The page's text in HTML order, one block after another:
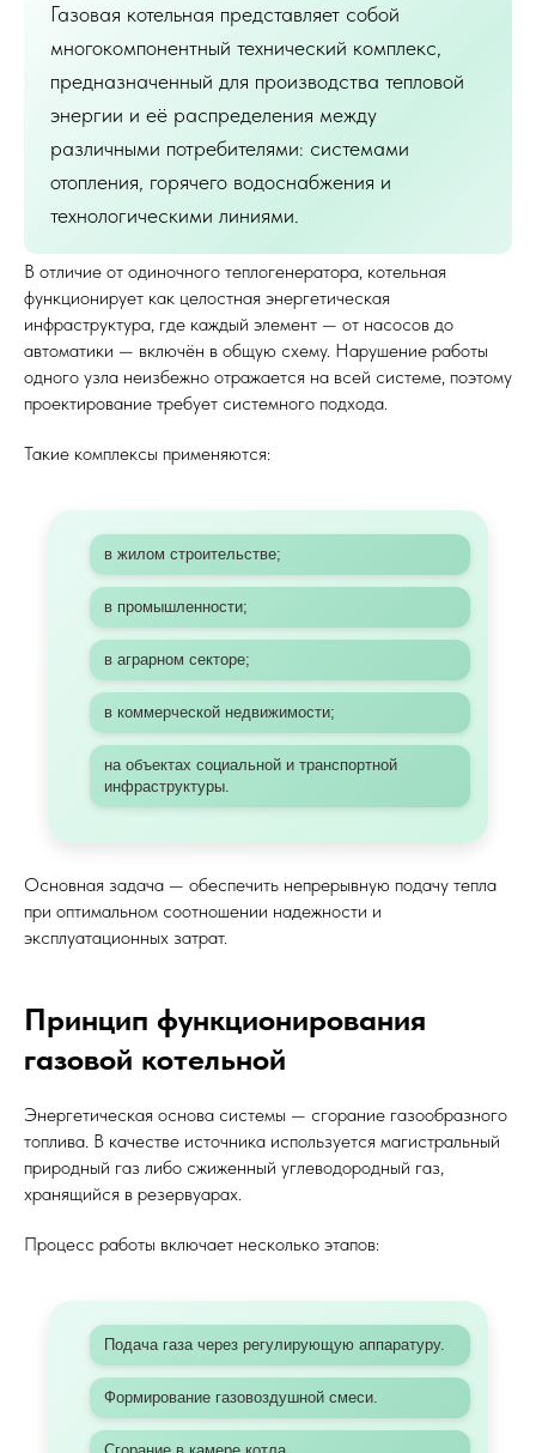
Газовая котельная представляет собой
многокомпонентный технический комплекс,
предназначенный для производства тепловой
энергии и её распределения между
различными потребителями: системами
отопления, горячего водоснабжения и
технологическими линиями.
В отличие от одиночного теплогенератора, котельная
функционирует как целостная энергетическая
инфраструктура, где каждый элемент — от насосов до
автоматики — включён в общую схему. Нарушение работы
одного узла неизбежно отражается на всей системе, поэтому
проектирование требует системного подхода.
Такие комплексы применяются:
в жилом строительстве;
в промышленности;
в аграрном секторе;
в коммерческой недвижимости;
на объектах социальной и транспортной
инфраструктуры.
Основная задача — обеспечить непрерывную подачу тепла
при оптимальном соотношении надежности и
эксплуатационных затрат.
Принцип функционирования
газовой котельной
Энергетическая основа системы — сгорание газообразного
топлива. В качестве источника используется магистральный
природный газ либо сжиженный углеводородный газ,
хранящийся в резервуарах.
Процесс работы включает несколько этапов:
Подача газа через регулирующую аппаратуру.
Формирование газовоздушной смеси.